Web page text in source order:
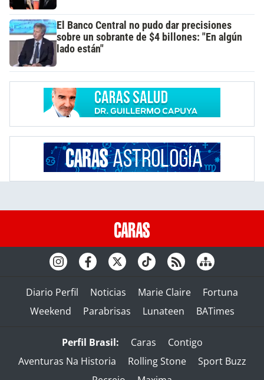
El Banco Central no pudo dar precisiones
sobre un sobrante de $4 billones: "En algún
lado están"
Diario Perfil Noticias Marie Claire
Fortuna
Weekend
Parabrisas Lunateen BATimes
Perfil Brasil: Caras
Contigo
Aventuras Na Historia
Rolling Stone
Sport Buzz